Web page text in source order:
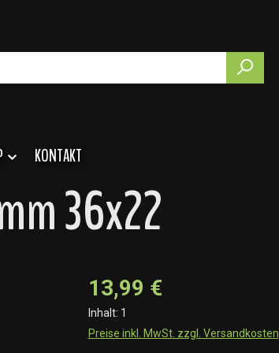
KONTAKT
36x22
13,99 €
Inhalt: 1
Preise inkl. MwSt. zzgl. Versandkosten